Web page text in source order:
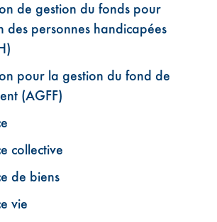
de gestion du fonds pour
des personnes handicapées
pour la gestion du fond de
(AGFF)
collective
de biens
vie